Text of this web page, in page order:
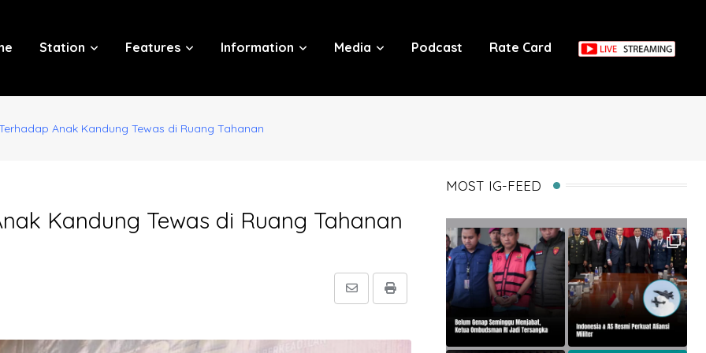
Station Features Information Media Podcast Rate Card
Anak Kandung Tewas di Ruang Tahanan
Kandung Tewas di Ruang Tahanan
Print
Share
MOST IG-FEED